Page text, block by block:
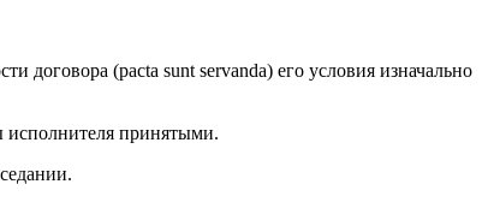
договора (pacta sunt servanda) его условия изначально
исполнителя принятыми.